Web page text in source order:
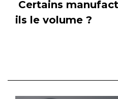
Certains
ils le volume ?